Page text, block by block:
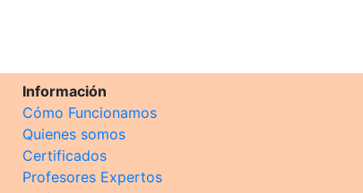
Información
Cómo Funcionamos
Quienes somos
Certificados
Profesores Expertos